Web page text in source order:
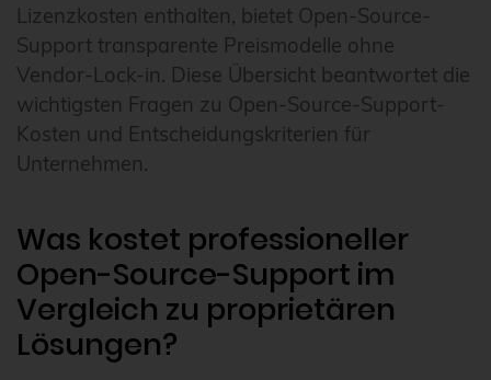
Lizenzkosten enthalten, bietet Open-Source-
Support transparente Preismodelle ohne
Vendor-Lock-in. Diese Übersicht beantwortet die
wichtigsten Fragen zu Open-Source-Support-
Kosten und Entscheidungskriterien für
Unternehmen.
Was kostet professioneller
Open-Source-Support im
Vergleich zu proprietären
Lösungen?